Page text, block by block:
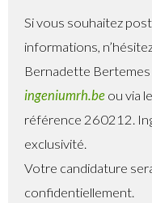
Si vous souhaitez
informations,
Bernadette Bertemes
ingeniumrh.be ou via le
référence 260212.
exclusivité.
Votre candidature
confidentiellement.